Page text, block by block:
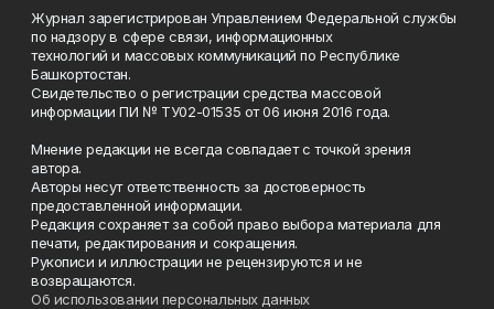
Журнал зарегистрирован Управлением Федеральной службы
по надзору в сфере связи, информационных
технологий и массовых коммуникаций по Республике
Башкортостан.
Свидетельство о регистрации средства массовой
информации ПИ № ТУ02-01535 от 06 июня 2016 года.
Мнение редакции не всегда совпадает с точкой зрения
автора.
Авторы несут ответственность за достоверность
предоставленной информации.
Редакция сохраняет за собой право выбора материала для
печати, редактирования и сокращения.
Рукописи и иллюстрации не рецензируются и не
возвращаются.
Об использовании персональных данных